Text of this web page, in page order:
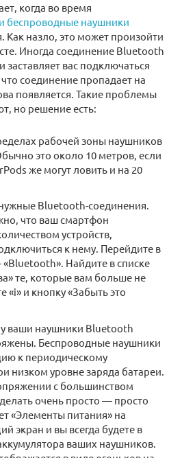
когда во время
беспроводные наушники
Как назло, это может произойти
Иногда соединение Bluetooth
вас подключаться
соединение пропадает на
появляется. Такие проблемы
но решение есть:
рабочей зоны наушников
это около 10 метров, если
же могут ловить и на 20
Bluetooth-соединения.
что ваш смартфон
устройств,
к нему. Перейдите в
Найдите в списке
те, которые вам больше не
«i» и кнопку «Забыть это
у ваши наушники Bluetooth
Беспроводные наушники
к периодическому
низком уровне заряда батареи.
с большинством
очень просто — просто
«Элементы питания» на
экран и вы всегда будете в
ваших наушников.